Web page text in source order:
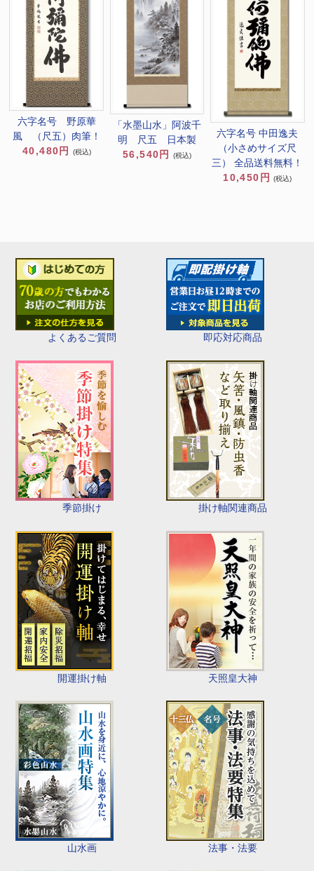
よくあるご質問 即応対応商品
季節掛け 掛け軸関連商品
開運掛け軸 天照皇大神
山水画 法事・法要
六字名号 野原華
風 （尺五）肉筆！
40,480円
(税込)
「水墨山水」阿波千
明 尺五 日本製
56,540円
(税込)
六字名号 中田逸夫
（小さめサイズ尺
三） 全品送料無料！
10,450円
(税込)